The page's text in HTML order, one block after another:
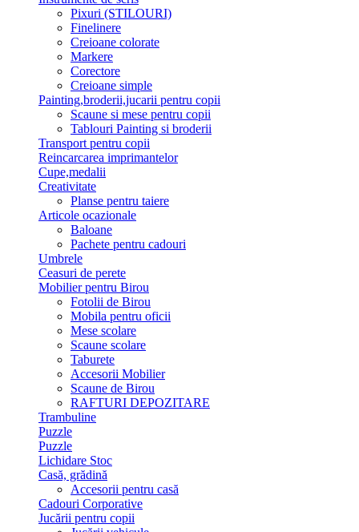
Pixuri (STILOURI)
Finelinere
Creioane colorate
Markere
Corectore
Creioane simple
Painting,broderii,jucarii pentru copii
Scaune si mese pentru copii
Tablouri Painting si broderii
Transport pentru copii
Reincarcarea imprimantelor
Cupe,medalii
Creativitate
Planse pentru taiere
Articole ocazionale
Baloane
Pachete pentru cadouri
Umbrele
Ceasuri de perete
Mobilier pentru Birou
Fotolii de Birou
Mobila pentru oficii
Mese scolare
Scaune scolare
Taburete
Accesorii Mobilier
Scaune de Birou
RAFTURI DEPOZITARE
Trambuline
Puzzle
Puzzle
Lichidare Stoc
Casă, grădină
Accesorii pentru casă
Cadouri Corporative
Jucării pentru copii